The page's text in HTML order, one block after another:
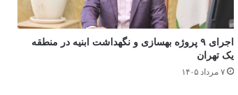
اجرای ۹ پروژه بهسازی و نگهداشت ابنیه در منطقه
یک تهران
۷ مرداد ۱۴۰۵